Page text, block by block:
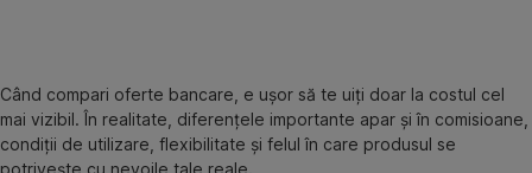
Când compari oferte bancare, e ușor să te uiți doar la costul cel
mai vizibil. În realitate, diferențele importante apar și în comisioane,
condiții de utilizare, flexibilitate și felul în care produsul se
potrivește cu nevoile tale reale.